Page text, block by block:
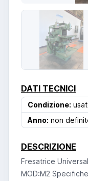
DATI TECNICI
Condizione:
Anno: non
DESCRIZIONE
Fresatrice
MOD:M2